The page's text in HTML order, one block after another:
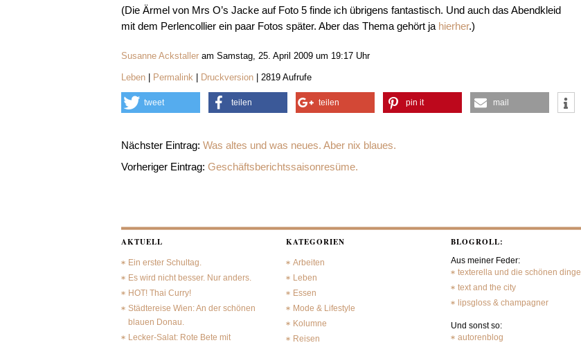
(Die Ärmel von Mrs O’s Jacke auf Foto 5 finde ich übrigens fantastisch. Und auch das Abendkleid
mit dem Perlencollier ein paar Fotos später. Aber das Thema gehört ja hierher.)
Susanne Ackstalleram Samstag, 25. April 2009 um 19:17 Uhr
Leben Permalink| Druckversion| 2819 Aufrufe
tweet teilen teilen pin it mail
Nächster Eintrag: Was altes und was neues. Aber nix blaues.
Vorheriger Eintrag: Geschäftsberichtssaisonresüme.
AKTUELL
Ein erster Schultag.
Es wird nicht besser. Nur anders.
HOT! Thai Curry!
Städtereise Wien: An der schönen
blauen Donau.
Lecker-Salat: Rote Bete mit
KATEGORIEN
Arbeiten
Leben
Essen
Mode & Lifestyle
Kolumne
Reisen
BLOGROLL:
Aus meiner Feder:
texterella und die schönen dinge
text and the city
lipsgloss & champagner
Und sonst so:
autorenblog